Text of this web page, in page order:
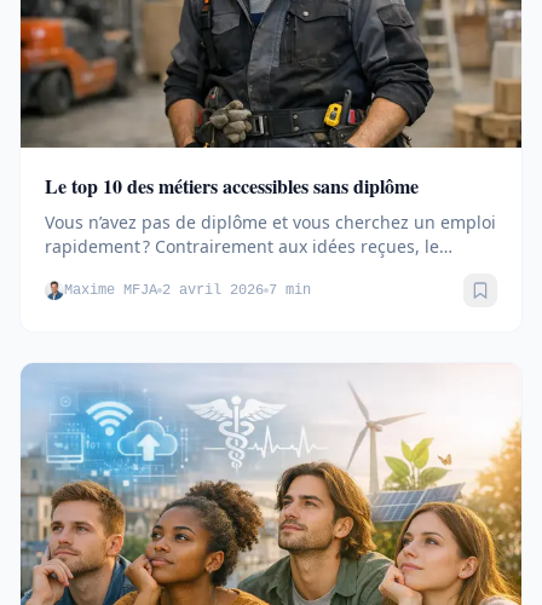
Le top 10 des métiers accessibles sans diplôme
Vous n’avez pas de diplôme et vous cherchez un emploi
rapidement ? Contrairement aux idées reçues, le
Maxime MFJA 2 avril 2026 7 min